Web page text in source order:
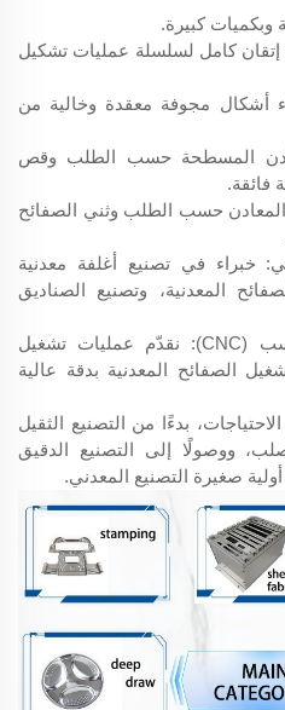
وبكميات كبيرة.
إتقان كامل لسلسلة عمليات تشكيل
أشكال مجوفة معقدة وخالية من
المسطحة حسب الطلب وقص
فائقة.
حسب الطلب وثني الصفائح
خبراء في تصنيع أغلفة معدنية
المعدنية، وتصنيع الصناديق
التشغيل الآلي باستخدام الحاسب (CNC): نقدّم عمليات تشغيل
الصفائح المعدنية بدقة عالية
بدءًا من التصنيع الثقيل
ووصولًا إلى التصنيع الدقيق
صغيرة التصنيع المعدني.